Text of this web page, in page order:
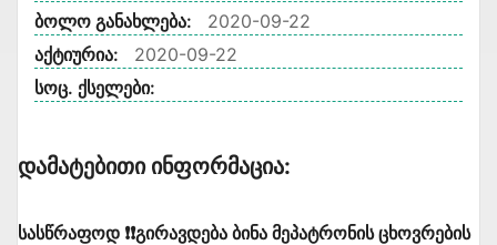
ბოლო განახლება:
2020-09-22
აქტიურია:
2020-09-22
სოც. ქსელები:
Დამატებითი Ინფორმაცია:
სასწრაფოდ ❗❗გირავდება ბინა მეპატრონის ცხოვრების